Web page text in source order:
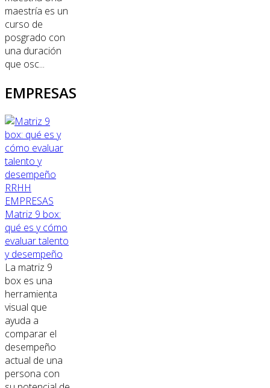
maestría es un
curso de
posgrado con
una duración
que osc...
EMPRESAS
RRHH
EMPRESAS
Matriz 9 box:
qué es y cómo
evaluar talento
y desempeño
La matriz 9
box es una
herramienta
visual que
ayuda a
comparar el
desempeño
actual de una
persona con